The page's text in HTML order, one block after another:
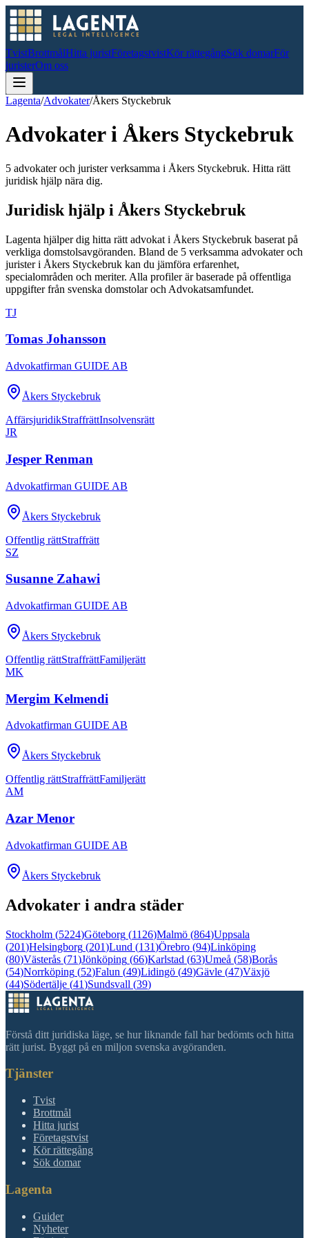
TvistBrottmålHitta juristFöretagstvistKör rättegångSök domarFör
juristerOm oss
Lagenta/Advokater/Åkers Styckebruk
Advokater i Åkers Styckebruk
5 advokater och jurister verksamma i Åkers Styckebruk. Hitta rätt
juridisk hjälp nära dig.
Juridisk hjälp i Åkers Styckebruk
Lagenta hjälper dig hitta rätt advokat i Åkers Styckebruk baserat på
verkliga domstolsavgöranden. Bland de 5 verksamma advokater och
jurister i Åkers Styckebruk kan du jämföra erfarenhet,
specialområden och meriter. Alla profiler är baserade på offentliga
uppgifter från svenska domstolar och Advokatsamfundet.
TJ
Tomas Johansson
Advokatfirman GUIDE AB
Åkers Styckebruk
AffärsjuridikStraffrättInsolvensrätt
JR
Jesper Renman
Advokatfirman GUIDE AB
Åkers Styckebruk
Offentlig rättStraffrätt
SZ
Susanne Zahawi
Advokatfirman GUIDE AB
Åkers Styckebruk
Offentlig rättStraffrättFamiljerätt
MK
Mergim Kelmendi
Advokatfirman GUIDE AB
Åkers Styckebruk
Offentlig rättStraffrättFamiljerätt
AM
Azar Menor
Advokatfirman GUIDE AB
Åkers Styckebruk
Advokater i andra städer
Stockholm (5224)Göteborg (1126)Malmö (864)Uppsala
(201)Helsingborg (201)Lund (131)Örebro (94)Linköping
(80)Västerås (71)Jönköping (66)Karlstad (63)Umeå (58)Borås
(54)Norrköping (52)Falun (49)Lidingö (49)Gävle (47)Växjö
(44)Södertälje (41)Sundsvall (39)
Förstå ditt juridiska läge, se hur liknande fall har bedömts och hitta
rätt jurist. Byggt på en miljon svenska avgöranden.
Tjänster
Tvist
Brottmål
Hitta jurist
Företagstvist
Kör rättegång
Sök domar
Lagenta
Guider
Nyheter